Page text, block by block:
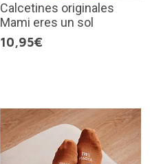
Calcetines originales
Mami eres un sol
10,95€